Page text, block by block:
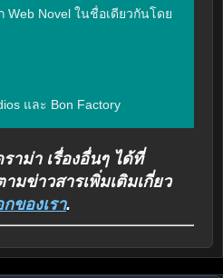
Novel ในชื่อเดียวกันโดย
และ Bon Factory
าม่า เรื่องอื่นๆ ได้ที่
มข่าวสารเพิ่มเติมเกี่ยว
ของเรา.